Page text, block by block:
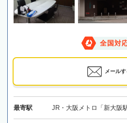
全国対
メールす
最寄駅 JR・大阪メトロ「新大阪